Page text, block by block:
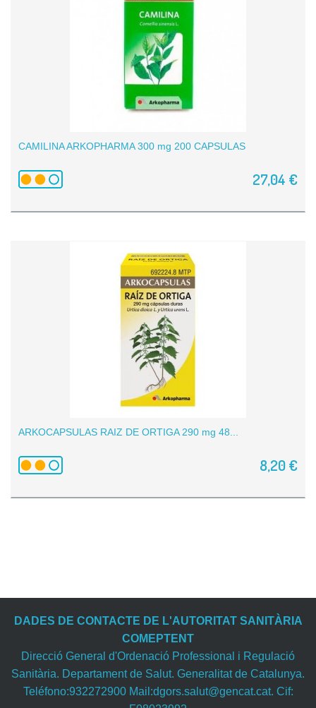
CAMILINA ARKOPHARMA 300 mg 200 CAPSULAS
27,04 €
ARKOCAPSULAS RAIZ DE ORTIGA 290 mg 48...
8,20 €
DADES DE CONTACTE DE L'AUTORITAT SANITÀRIA
COMEPTENT
Direcció General d'Ordenació Professional i Regulació
Sanitària. Departament de Salut. Generalitat de Catalunya.
Teléfono:932272900 Mail:dgors.salut@gencat.cat. Cif: